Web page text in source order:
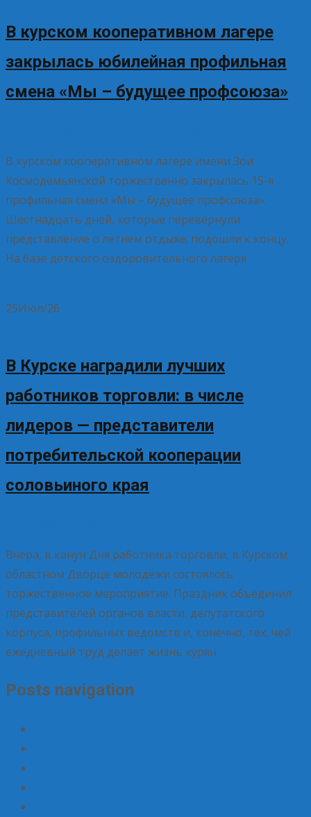
В курском кооперативном лагере
закрылась юбилейная профильная
смена «Мы – будущее профсоюза»
В курском кооперативном лагере имени Зои
Космодемьянской торжественно закрылась 15-я
профильная смена «Мы – будущее профсоюза».
Шестнадцать дней, которые перевернули
представление о летнем отдыхе, подошли к концу.
На базе детского оздоровительного лагеря
25Июл/26
В Курске наградили лучших
работников торговли: в числе
лидеров — представители
потребительской кооперации
соловьиного края
Вчера, в канун Дня работника торговли, в Курском
областном Дворце молодёжи состоялось
торжественное мероприятие. Праздник объединил
представителей органов власти, депутатского
корпуса, профильных ведомств и, конечно, тех, чей
ежедневный труд делает жизнь курян
Posts navigation